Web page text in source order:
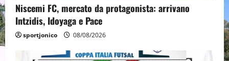
Niscemi FC, mercato da protagonista: arrivano
Intzidis, Idoyaga e Pace
sportjonico 08/08/2026